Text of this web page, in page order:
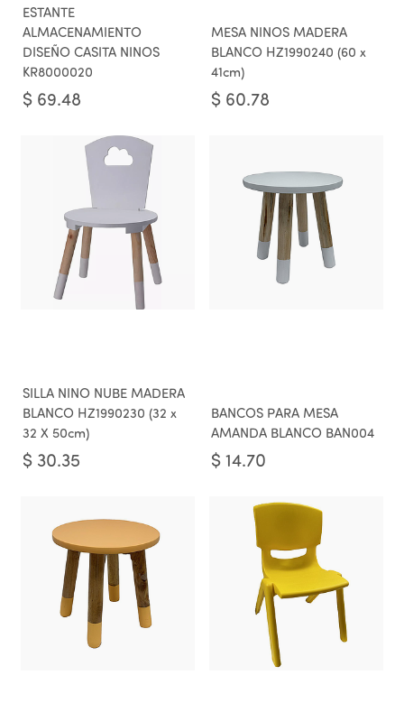
ESTANTE
ALMACENAMIENTO
DISEÑO CASITA NINOS
KR8000020
$ 69.48
MESA NINOS MADERA
BLANCO HZ1990240 (60 x
41cm)
$ 60.78
SILLA NINO NUBE MADERA
BLANCO HZ1990230 (32 x
32 X 50cm)
$ 30.35
BANCOS PARA MESA
AMANDA BLANCO BAN004
$ 14.70